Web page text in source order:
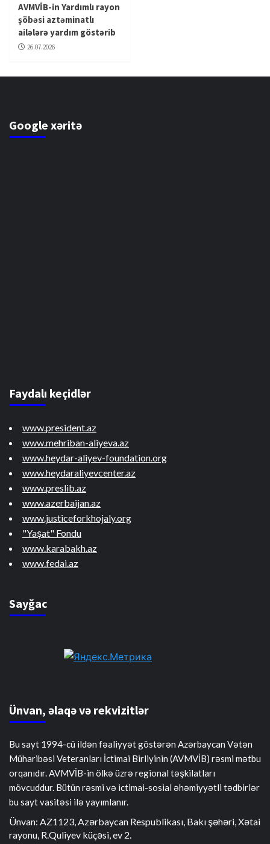
AVMVİB-in Yardımlı rayon
şöbəsi aztəminatlı
ailələrə yardım göstərib
26.07.2026
Google xəritə
Faydalı keçidlər
www.president.az
www.mehriban-aliyeva.az
www.heydar-aliyev-foundation.org
www.heydaraliyevcenter.az
www.preslib.az
www.azerbaijan.az
www.justiceforkhojaly.org
"Yaşat" Fondu
www.karabakh.az
www.fedai.az
Sayğac
Ünvan, əlaqə və rekvizitlər
Bu sayt 1994-cü ildən fəaliyyət göstərən Azərbaycan Vətən
Müharibəsi Veteranları İctimai Birliyinin (AVMVİB) rəsmi mətbu
orqanıdır. AVMVİB-in ölkə üzrə regional təşkilatları
mövcuddur. Bütün rəsmi və ictimai-sosial əhəmiyyətli tədbirlər
bu sayt vasitəsi ilə yayımlanır.
Ünvan: AZ1123, Azərbaycan Respublikası, Bakı şəhəri, Xətai
rayonu, R.Quliyev küçəsi, ev 2.